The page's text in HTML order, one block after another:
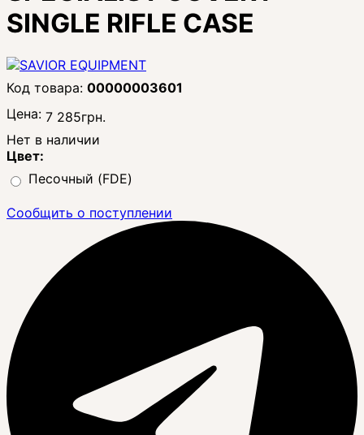
SINGLE RIFLE CASE
00000003601
Цена: 7 285грн.
Нет в наличии
Цвет:
Песочный (FDE)
Сообщить о поступлении